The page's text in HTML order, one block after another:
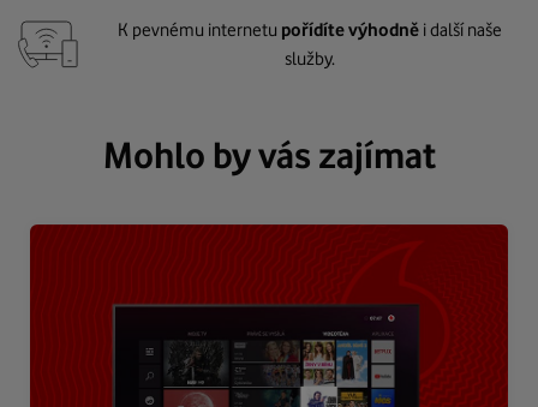
K pevnému internetu pořídíte výhodně i další naše
služby.
Mohlo by vás zajímat